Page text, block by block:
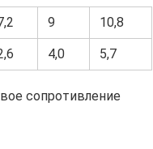
9 10,8
4,0 5,7
сопротивление